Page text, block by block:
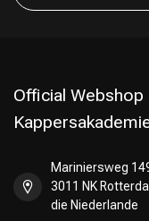
Official
Mariniersweg
3011 NK
die Niederlande